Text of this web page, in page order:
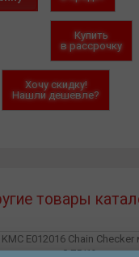
Купить
в рассрочку
Хочу скидку!
Нашли дешевле?
товары